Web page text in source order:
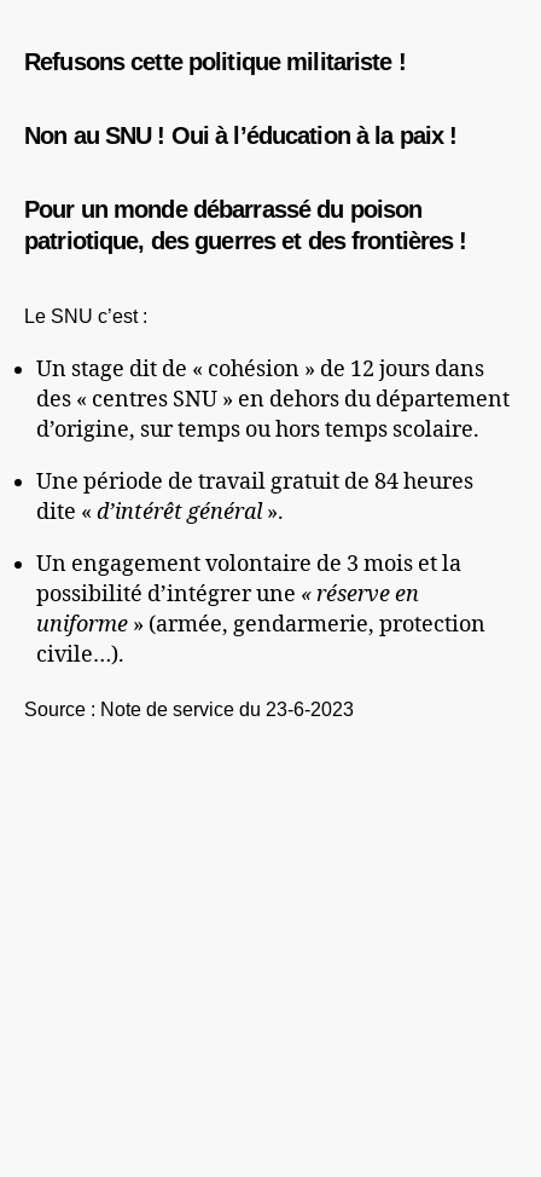
Refusons cette politique militariste !
Non au SNU ! Oui à l’éducation à la paix !
Pour un monde débarrassé du poison
patriotique, des guerres et des frontières !
Le SNU c’est :
Un stage dit de « cohésion » de 12 jours dans
des « centres SNU » en dehors du département
d’origine, sur temps ou hors temps scolaire.
Une période de travail gratuit de 84 heures
dite « d’intérêt général».
Un engagement volontaire de 3 mois et la
possibilité d’intégrer une « réserve en
uniforme » (armée, gendarmerie, protection
civile…).
Source : Note de service du 23-6-2023